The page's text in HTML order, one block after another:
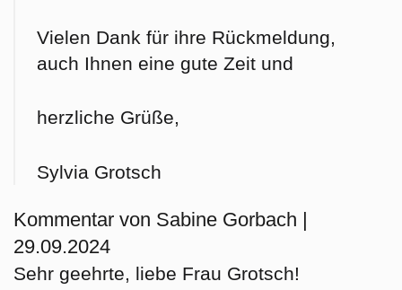
Vielen Dank für ihre Rückmeldung,
auch Ihnen eine gute Zeit und
herzliche Grüße,
Sylvia Grotsch
Kommentar von Sabine Gorbach |
29.09.2024
Sehr geehrte, liebe Frau Grotsch!